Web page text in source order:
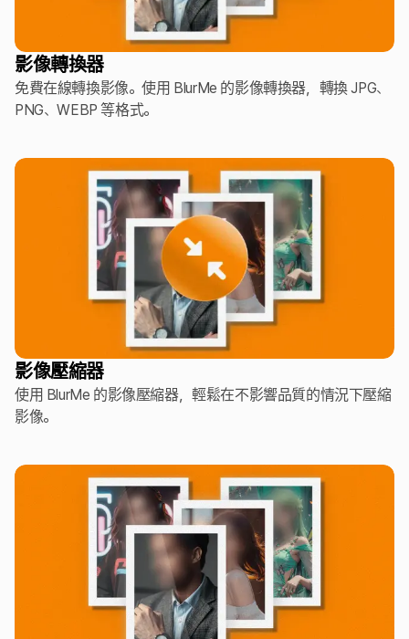
影像轉換器
免費在線轉換影像。使用 BlurMe 的影像轉換器，轉換 JPG、
PNG、WEBP 等格式。
影像壓縮器
使用 BlurMe 的影像壓縮器，輕鬆在不影響品質的情況下壓縮
影像。